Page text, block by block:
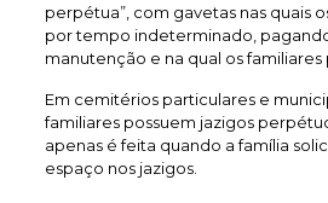
perpétua”, com gavetas nas quais
por tempo indeterminado,
manutenção e na qual os familiares
Em cemitérios particulares e
familiares possuem jazigos
apenas é feita quando a família
espaço nos jazigos.